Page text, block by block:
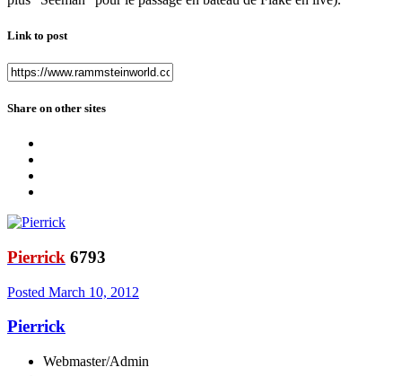
Link to post
Share on other sites
Pierrick 6793
Posted March 10, 2012
Pierrick
Webmaster/Admin